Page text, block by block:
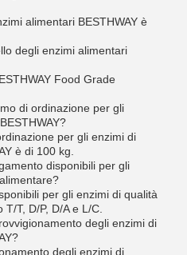
alimentari BESTHWAY è
degli enzimi alimentari
Food Grade
di ordinazione per gli
per gli enzimi di
è di 100 kg.
disponibili per gli
per gli enzimi di qualità
T, D/P, D/A e L/C.
degli enzimi di
degli enzimi di